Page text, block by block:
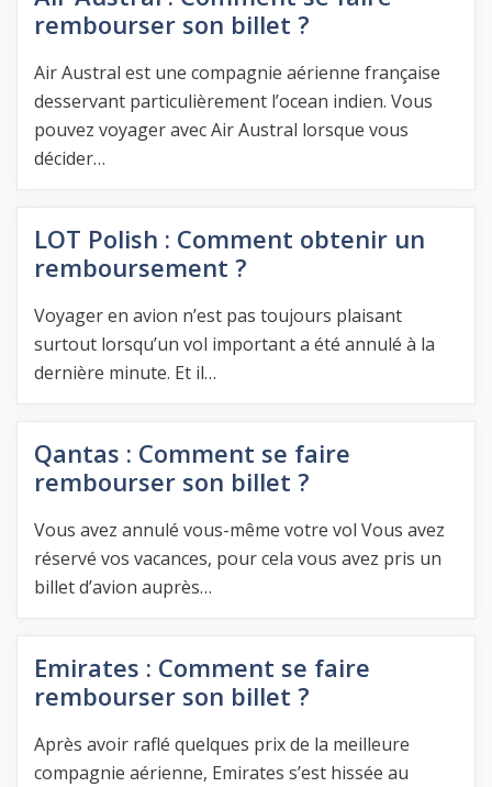
rembourser son billet ?
Air Austral est une compagnie aérienne française
desservant particulièrement l’ocean indien. Vous
pouvez voyager avec Air Austral lorsque vous
décider…
LOT Polish : Comment obtenir un
remboursement ?
Voyager en avion n’est pas toujours plaisant
surtout lorsqu’un vol important a été annulé à la
dernière minute. Et il…
Qantas : Comment se faire
rembourser son billet ?
Vous avez annulé vous-même votre vol Vous avez
réservé vos vacances, pour cela vous avez pris un
billet d’avion auprès…
Emirates : Comment se faire
rembourser son billet ?
Après avoir raflé quelques prix de la meilleure
compagnie aérienne, Emirates s’est hissée au